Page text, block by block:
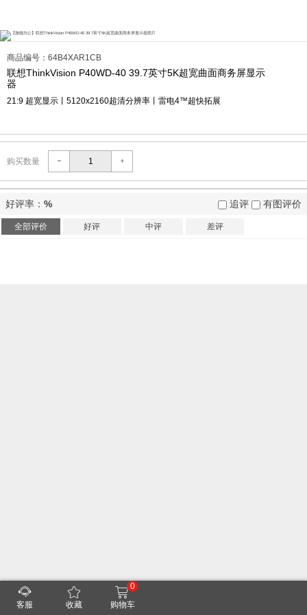
商品编号：64B4XAR1CB
联想ThinkVision P40WD-40 39.7英寸5K超宽曲面商务屏显示
器
21:9 超宽显示丨5120x2160超清分辨率丨雷电4™超快拓展
购买数量
好评率： % 追评 有图评价
全部评价 好评 中评 差评
客服 收藏
0
购物车